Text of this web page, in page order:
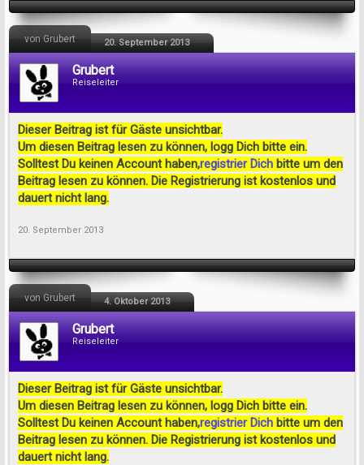
von Grubert 20. September 2013
Grubert
Reiseleiter
Dieser Beitrag ist für Gäste unsichtbar.
Um diesen Beitrag lesen zu können, logg Dich bitte ein.
Solltest Du keinen Account haben,registrier Dich bitte um den
Beitrag lesen zu können. Die Registrierung ist kostenlos und
dauert nicht lang.
20. September 2013
von Grubert 4. Oktober 2013
Grubert
Reiseleiter
Dieser Beitrag ist für Gäste unsichtbar.
Um diesen Beitrag lesen zu können, logg Dich bitte ein.
Solltest Du keinen Account haben,registrier Dich bitte um den
Beitrag lesen zu können. Die Registrierung ist kostenlos und
dauert nicht lang.